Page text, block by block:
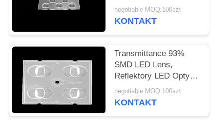
obiektywowa
Symetryczna
zewnętrznego
negotiable MOQ:100szt
KONTAKT
Transmittance 93%
SMD LED Lens,
Reflektory LED Optyka
Temperatura pracy
poniżej 90 ℃
negotiable MOQ:100szt
KONTAKT